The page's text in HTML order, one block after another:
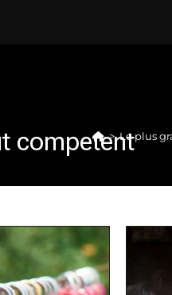
competent
> Le plus